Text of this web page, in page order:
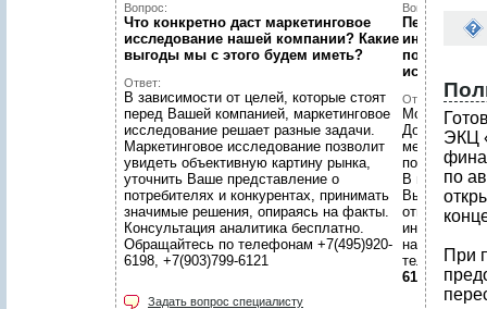
Вопрос:
Что конкретно даст маркетинговое
исследование нашей компании? Какие
выгоды мы c этого будем иметь?
Ответ:
В зависимости от целей, которые стоят
перед Вашей компанией, маркетинговое
исследование решает разные задачи.
Маркетинговое исследование позволит
увидеть объективную картину рынка,
уточнить Ваше представление о
потребителях и конкурентах, принимать
значимые решения, опираясь на факты.
Консультация аналитика бесплатно.
Обращайтесь по телефонам +7(495)920-
6198, +7(903)799-6121
Вопрос:
Первый раз
интернет...
Ответ:
Можно! Мы
менеджером
подготовят
В нашем
Вы сможете
находится
телефонам
6121
Задать вопрос специалисту
ЭКЦ
по
При